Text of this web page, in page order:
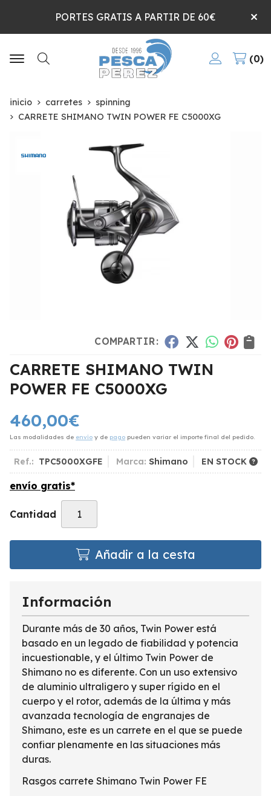
PORTES GRATIS A PARTIR DE 60€
Buscar
0
inicio carretes
spinning
CARRETE SHIMANO TWIN POWER FE C5000XG
COMPARTIR:
CARRETE SHIMANO TWIN
POWER FE C5000XG
460,00€
Las modalidades de envío y de pago pueden variar el importe final del pedido.
Ref.: TPC5000XGFE Marca: Shimano EN STOCK
envío gratis*
Cantidad
Añadir a la cesta
Información
Durante más de 30 años, Twin Power está
basado en un legado de fiabilidad y potencia
incuestionable, y el último Twin Power de
Shimano no es diferente. Con un uso extensivo
de aluminio ultraligero y super rígido en el
cuerpo y el rotor, además de la última y más
avanzada tecnología de engranajes de
Shimano, este es un carrete en el que se puede
confiar plenamente en las situaciones más
duras.
Rasgos carrete Shimano Twin Power FE